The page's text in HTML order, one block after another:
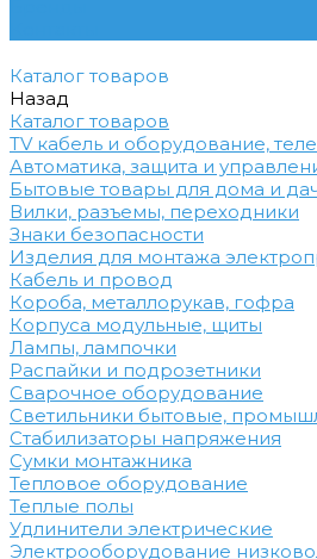
Каталог товаров
Назад
Каталог товаров
TV кабель и оборудование,
Автоматика, защита и
Бытовые товары для дома и
Вилки, разъемы, переходники
Знаки безопасности
Изделия для монтажа
Кабель и провод
Короба, металлорукав, гофра
Корпуса модульные, щиты
Лампы, лампочки
Распайки и подрозетники
Сварочное оборудование
Светильники бытовые,
Стабилизаторы напряжения
Сумки монтажника
Тепловое оборудование
Теплые полы
Удлинители электрические
Электрооборудование